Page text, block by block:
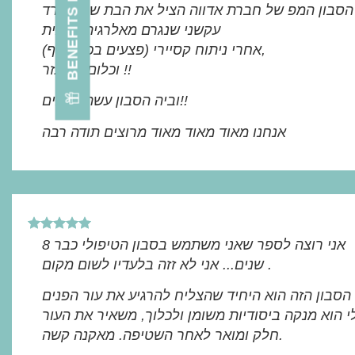
הסבון המפ של חברת אדווה הציל את הבת שלי מגרד
עקשני שנגרם מאלרגיה רצינית
(פצעים בכל הגוף) אחרי ניתוח קסיירי,
וכלום לא עזר !!
וביה הסבון עשה פלאים!!
אנחנו מאוד מאוד מאוד מרוצים תודה רבה
אני רוצה לספר שאני משתמש בסבון הטיפולי כבר 8
שנים... אני לא זזה בלעדיו לשום מקום .
הסבון הזה הוא היחיד שהצליח להרגיע את עור הפנים
הוא מנקה ביסודיות משומן ולכלוך, משאיר את העור
חלק ומואר לאחר השטיפה. מאקנה קשה.